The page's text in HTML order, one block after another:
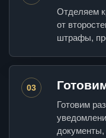
Отделяем
от
штрафы,
03
Готовим